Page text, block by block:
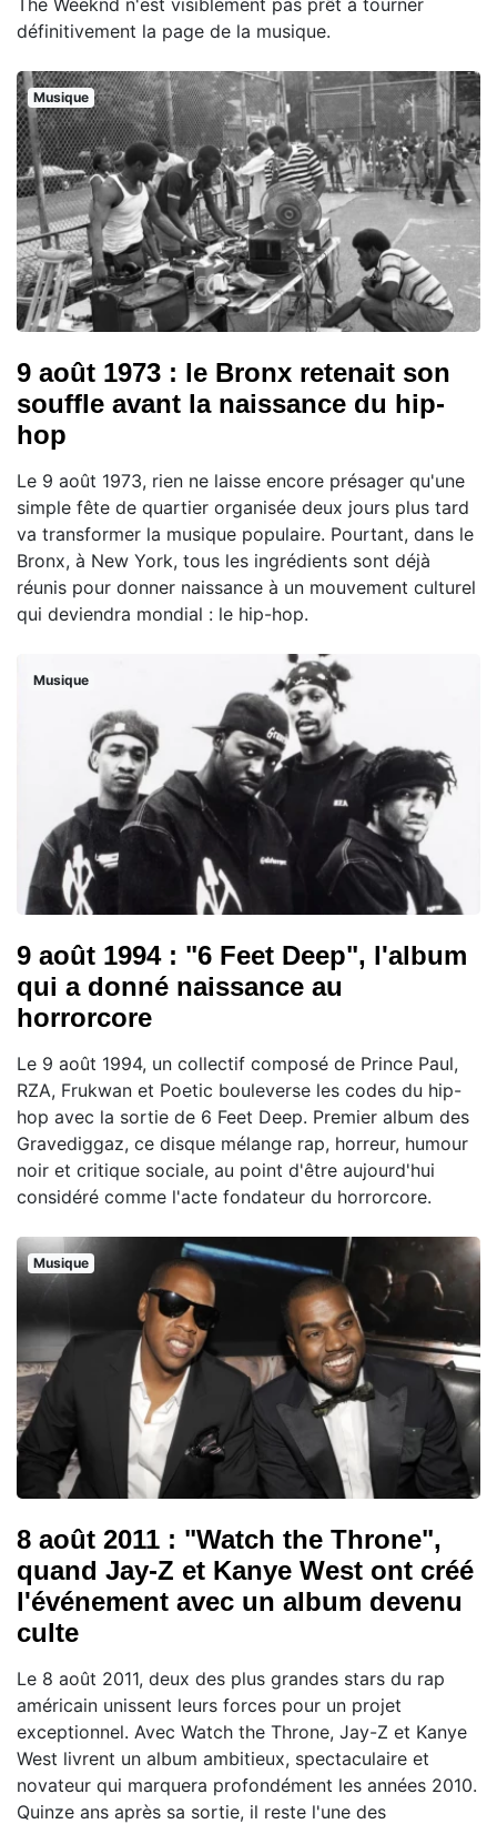
The Weeknd n'est visiblement pas prêt à tourner
définitivement la page de la musique.
Musique
9 août 1973 : le Bronx retenait son
souffle avant la naissance du hip-
hop
Le 9 août 1973, rien ne laisse encore présager qu'une
simple fête de quartier organisée deux jours plus tard
va transformer la musique populaire. Pourtant, dans le
Bronx, à New York, tous les ingrédients sont déjà
réunis pour donner naissance à un mouvement culturel
qui deviendra mondial : le hip-hop.
Musique
9 août 1994 : "6 Feet Deep", l'album
qui a donné naissance au
horrorcore
Le 9 août 1994, un collectif composé de Prince Paul,
RZA, Frukwan et Poetic bouleverse les codes du hip-
hop avec la sortie de 6 Feet Deep. Premier album des
Gravediggaz, ce disque mélange rap, horreur, humour
noir et critique sociale, au point d'être aujourd'hui
considéré comme l'acte fondateur du horrorcore.
Musique
8 août 2011 : "Watch the Throne",
quand Jay-Z et Kanye West ont créé
l'événement avec un album devenu
culte
Le 8 août 2011, deux des plus grandes stars du rap
américain unissent leurs forces pour un projet
exceptionnel. Avec Watch the Throne, Jay-Z et Kanye
West livrent un album ambitieux, spectaculaire et
novateur qui marquera profondément les années 2010.
Quinze ans après sa sortie, il reste l'une des